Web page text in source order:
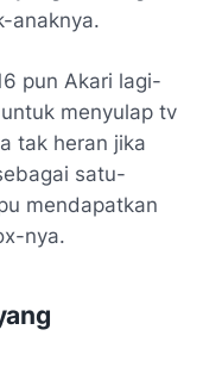
anaknya.
pun Akari lagi-
menyulap tv
tak heran jika
satu-
mendapatkan
nya.